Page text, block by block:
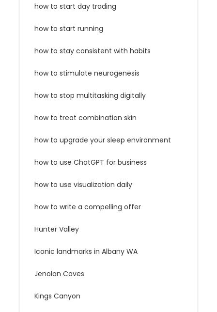
how to start day trading
how to start running
how to stay consistent with habits
how to stimulate neurogenesis
how to stop multitasking digitally
how to treat combination skin
how to upgrade your sleep environment
how to use ChatGPT for business
how to use visualization daily
how to write a compelling offer
Hunter Valley
Iconic landmarks in Albany WA
Jenolan Caves
Kings Canyon